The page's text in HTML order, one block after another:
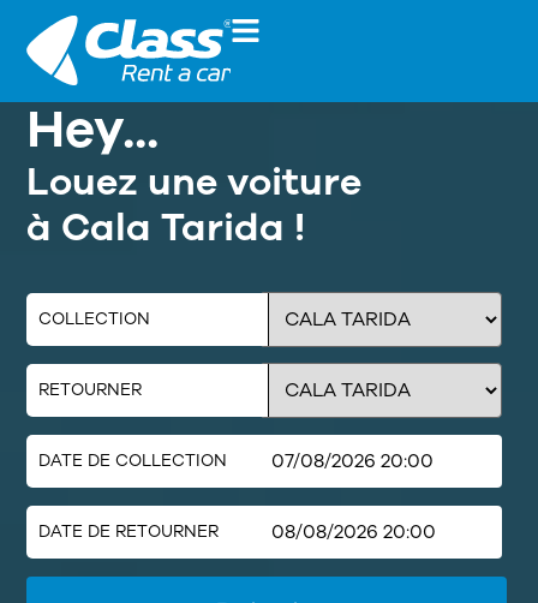
Hey...
Louez une voiture
à Cala Tarida !
COLLECTION
RETOURNER
DATE DE COLLECTION
DATE DE RETOURNER